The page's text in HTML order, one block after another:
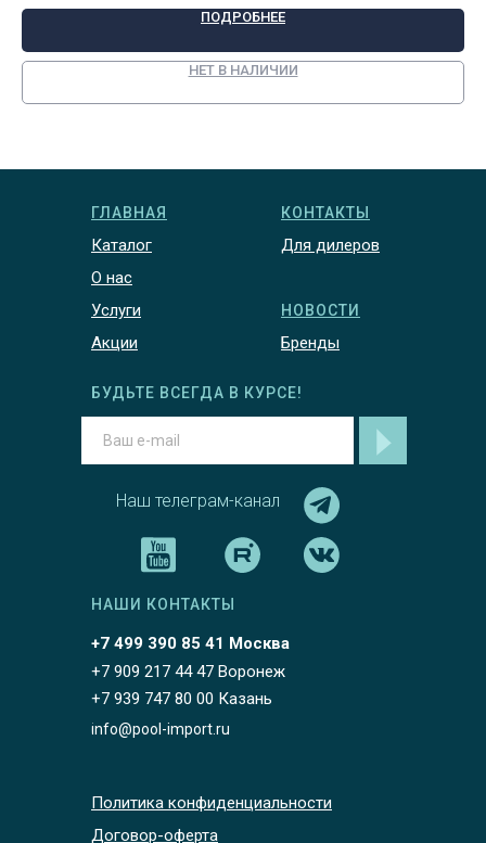
ПОДРОБНЕЕ
НЕТ В НАЛИЧИИ
ГЛАВНАЯ
Каталог
О нас
Услуги
Акции
КОНТАКТЫ
Для дилеров
НОВОСТИ
Бренды
Наш телеграм-канал
БУДЬТЕ ВСЕГДА В КУРСЕ!
+7 499 390 85 41 Москва
НАШИ КОНТАКТЫ
+7 909 217 44 47 Воронеж
+7 939 747 80 00 Казань
info@pool-import.ru
Политика конфиденциальности
Договор-оферта